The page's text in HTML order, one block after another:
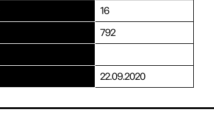
16
792
22.09.2020